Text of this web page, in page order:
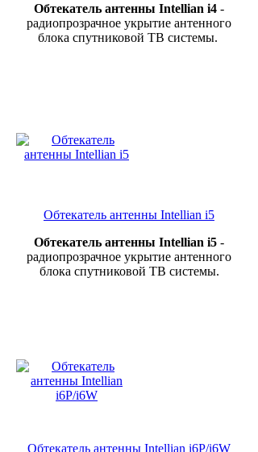
Обтекатель антенны Intellian i4 -
радиопрозрачное укрытие антенного
блока спутниковой ТВ системы.
Обтекатель антенны Intellian i5
Обтекатель антенны Intellian i5 -
радиопрозрачное укрытие антенного
блока спутниковой ТВ системы.
Обтекатель антенны Intellian i6P/i6W